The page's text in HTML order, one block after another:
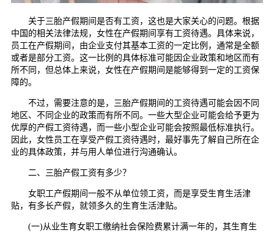
关于三胎产假期间是否有工资，这也是大家关心的问题。根据
中国的相关法律法规，女性在产假期间享有工资待遇。具体来说，
员工在产假期间，由企业支付其基本工资的一定比例，通常是全额
或者是部分工资。这一比例的具体标准可能因企业政策和地区而有
所不同，但总体上来说，女性在产假期间是能够得到一定的工资保
障的。
不过，需要注意的是，三胎产假期间的工资待遇可能会因不同
地区、不同企业的政策而有所不同。一些大型企业可能会给予更为
优厚的产假工资待遇，而一些小型企业可能会按照最低标准执行。
因此，女性员工在享受产假工资待遇时，最好事先了解自己所在企
业的具体政策，并与用人单位进行沟通确认。
二、三胎产假工资有多少？
女职工产假期间一般不从单位领工资，而是享受生育生活津
贴，有多长产假，就领多久的生育生活津贴。
(一)从业生育女职工缴纳社会保险费累计满一年的，其生育生